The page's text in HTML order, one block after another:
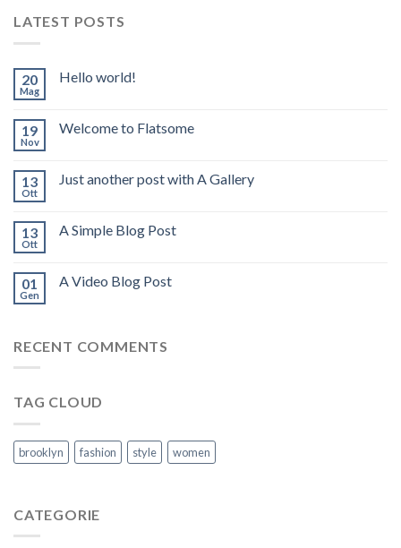
LATEST POSTS
20
Mag
Hello world!
19
Nov
Welcome to Flatsome
13
Ott
Just another post with A Gallery
13
Ott
A Simple Blog Post
01
Gen
A Video Blog Post
RECENT COMMENTS
TAG CLOUD
brooklyn fashion style women
CATEGORIE